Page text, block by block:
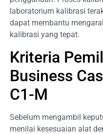
laboratorium kalibrasi
dapat membantu
kalibrasi yang tepat.
Kriteria
Business
C1-M
Sebelum mengambil
menilai kesesuaian alat